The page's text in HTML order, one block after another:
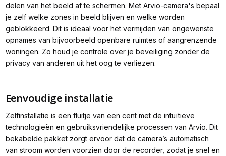
delen van het beeld af te schermen. Met Arvio-camera's bepaal
je zelf welke zones in beeld blijven en welke worden
geblokkeerd. Dit is ideaal voor het vermijden van ongewenste
opnames van bijvoorbeeld openbare ruimtes of aangrenzende
woningen. Zo houd je controle over je beveiliging zonder de
privacy van anderen uit het oog te verliezen.
Eenvoudige installatie
Zelfinstallatie is een fluitje van een cent met de intuïtieve
technologieën en gebruiksvriendelijke processen van Arvio. Dit
bekabelde pakket zorgt ervoor dat de camera’s automatisch
van stroom worden voorzien door de recorder, zodat je snel en